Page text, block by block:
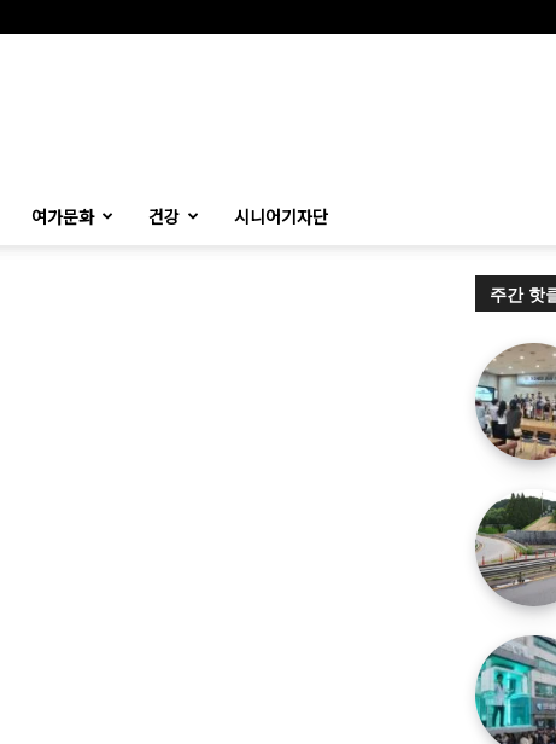
여가문화 건강 시니어기자단
주간 핫